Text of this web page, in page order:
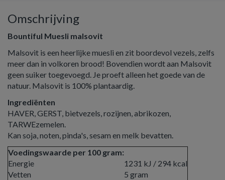
Omschrijving
Bountiful Muesli malsovit
Malsovit is een heerlijke muesli en zit boordevol vezels, zelfs
meer dan in volkoren brood! Bovendien wordt aan Malsovit
geen suiker toegevoegd. Je proeft alleen het goede van de
natuur. Malsovit is 100% plantaardig.
Ingrediënten
HAVER, GERST, bietvezels, rozijnen, abrikozen,
TARWEzemelen.
Kan soja, noten, pinda's, sesam en melk bevatten.
Voedingswaarde per 100 gram:
Energie
1231 kJ / 294 kcal
Vetten
5 gram